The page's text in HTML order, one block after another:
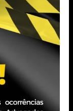
cível,
em
empresarial
expertise em
de fluxos
com atuação
de alta